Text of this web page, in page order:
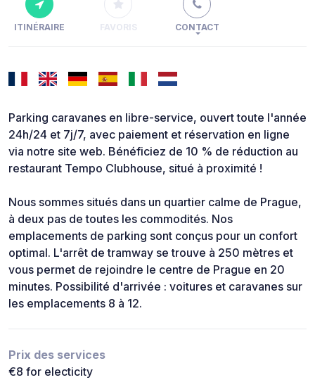
ITINÉRAIRE FAVORIS CONTACT
Parking caravanes en libre-service, ouvert toute l'année
24h/24 et 7j/7, avec paiement et réservation en ligne
via notre site web. Bénéficiez de 10 % de réduction au
restaurant Tempo Clubhouse, situé à proximité !
Nous sommes situés dans un quartier calme de Prague,
à deux pas de toutes les commodités. Nos
emplacements de parking sont conçus pour un confort
optimal. L'arrêt de tramway se trouve à 250 mètres et
vous permet de rejoindre le centre de Prague en 20
minutes. Possibilité d'arrivée : voitures et caravanes sur
les emplacements 8 à 12.
Prix des services
€8 for electicity